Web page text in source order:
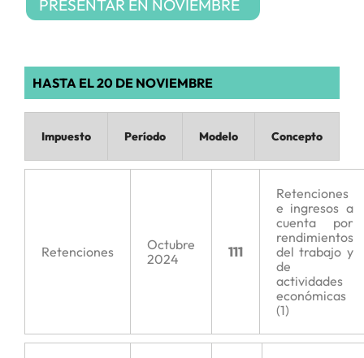
PRESENTAR EN NOVIEMBRE
HASTA EL 20 DE NOVIEMBRE
Impuesto Período Modelo Concepto
Retenciones
Octubre
2024
111
Retenciones
e ingresos a
cuenta por
rendimientos
del trabajo y
de
actividades
económicas
(1)